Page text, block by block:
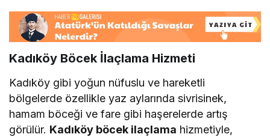
Kadıköy Böcek İlaçlama Hizmeti
Kadıköy gibi yoğun nüfuslu ve hareketli
bölgelerde özellikle yaz aylarında sivrisinek,
hamam böceği ve fare gibi haşerelerde artış
görülür. Kadıköy böcek ilaçlama hizmetiyle,